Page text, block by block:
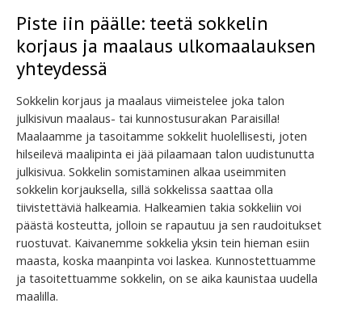
Piste iin päälle: teetä sokkelin
korjaus ja maalaus ulkomaalauksen
yhteydessä
Sokkelin korjaus ja maalaus viimeistelee joka talon
julkisivun maalaus- tai kunnostusurakan Paraisilla!
Maalaamme ja tasoitamme sokkelit huolellisesti, joten
hilseilevä maalipinta ei jää pilaamaan talon uudistunutta
julkisivua. Sokkelin somistaminen alkaa useimmiten
sokkelin korjauksella, sillä sokkelissa saattaa olla
tiivistettäviä halkeamia. Halkeamien takia sokkeliin voi
päästä kosteutta, jolloin se rapautuu ja sen raudoitukset
ruostuvat. Kaivanemme sokkelia yksin tein hieman esiin
maasta, koska maanpinta voi laskea. Kunnostettuamme
ja tasoitettuamme sokkelin, on se aika kaunistaa uudella
maalilla.